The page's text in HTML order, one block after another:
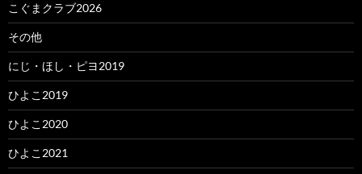
こぐまクラブ2026
その他
にじ・ほし・ピヨ2019
ひよこ2019
ひよこ2020
ひよこ2021